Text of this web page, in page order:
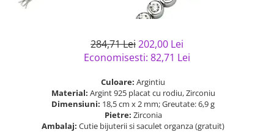
284,71 Lei202,00 Lei
Economisesti: 82,71 Lei
Culoare: Argintiu
Material: Argint 925 placat cu rodiu, Zirconiu
Dimensiuni: 18,5 cm x 2 mm; Greutate: 6,9 g
Pietre: Zirconia
Ambalaj: Cutie bijuterii si saculet organza (gratuit)